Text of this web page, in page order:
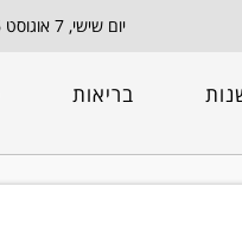
יום שישי, 7 אוגוסט 2026
בריאות